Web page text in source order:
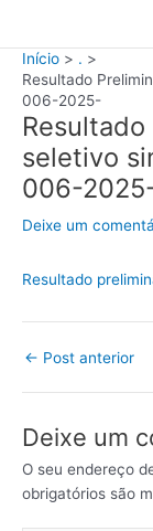
Início
.
Resultado
006-2025-
seletivo
006-
Deixe um
Resultado
← Post anterior
Deixe um
O seu endereço
obrigatórios são